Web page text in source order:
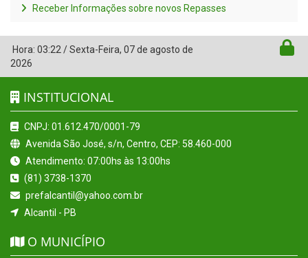
Receber Informações sobre novos Repasses
Hora: 03:22 /Sexta-Feira, 07 de agosto de
2026
INSTITUCIONAL
CNPJ: 01.612.470/0001-79
Avenida São José, s/n, Centro, CEP: 58.460-000
Atendimento: 07:00hs às 13:00hs
(81) 3738-1370
prefalcantil@yahoo.com.br
Alcantil - PB
O MUNICÍPIO